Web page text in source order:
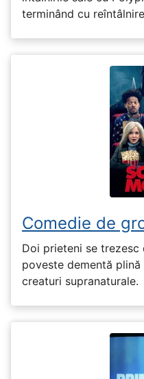
terminând cu
Comedie de
Doi prieteni se
poveste dementă
creaturi supranaturale.